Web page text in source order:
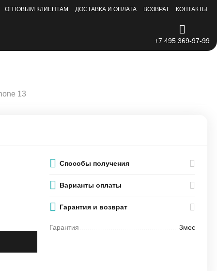
ОПТОВЫМ КЛИЕНТАМ ДОСТАВКА И ОПЛАТА ВОЗВРАТ КОНТАКТЫ
+7 495 369-97-99
13
Способы получения
Варианты оплаты
Гарантия и возврат
Гарантия 3мес